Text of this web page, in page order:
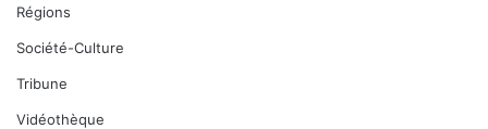
Régions
Société-Culture
Tribune
Vidéothèque